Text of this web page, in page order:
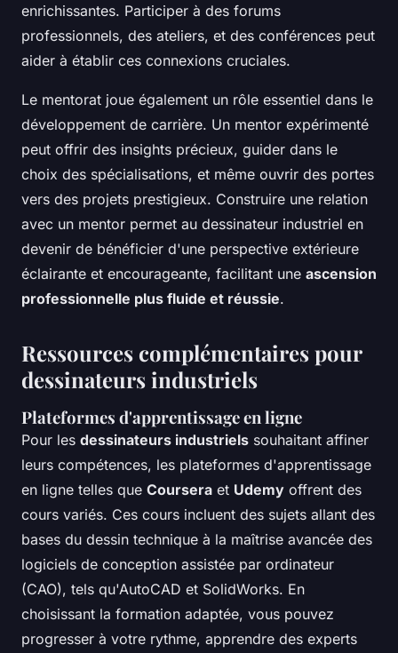
enrichissantes. Participer à des forums
professionnels, des ateliers, et des conférences peut
aider à établir ces connexions cruciales.
Le mentorat joue également un rôle essentiel dans le
développement de carrière. Un mentor expérimenté
peut offrir des insights précieux, guider dans le
choix des spécialisations, et même ouvrir des portes
vers des projets prestigieux. Construire une relation
avec un mentor permet au dessinateur industriel en
devenir de bénéficier d'une perspective extérieure
éclairante et encourageante, facilitant une ascension
professionnelle plus fluide et réussie.
Ressources complémentaires pour
dessinateurs industriels
Plateformes d'apprentissage en ligne
Pour les dessinateurs industriels souhaitant affiner
leurs compétences, les plateformes d'apprentissage
en ligne telles que Coursera et Udemy offrent des
cours variés. Ces cours incluent des sujets allant des
bases du dessin technique à la maîtrise avancée des
logiciels de conception assistée par ordinateur
(CAO), tels qu'AutoCAD et SolidWorks. En
choisissant la formation adaptée, vous pouvez
progresser à votre rythme, apprendre des experts